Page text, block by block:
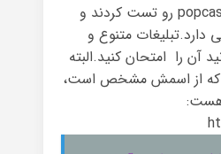
رو تست کردند و
دارد.تبلیغات متنوع و
آن را امتحان کنید.البته
از اسمش مشخص است،